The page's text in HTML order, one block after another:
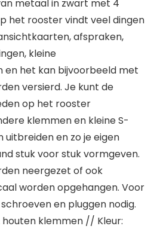
metaal in zwart met 4
het rooster vindt veel dingen
afspraken,
kleine
en het kan bijvoorbeeld met
versierd. Je kunt de
op het rooster
klemmen en kleine S-
uitbreiden en zo je eigen
stuk voor stuk vormgeven.
neergezet of ook
worden opgehangen. Voor
en pluggen nodig.
klemmen // Kleur: